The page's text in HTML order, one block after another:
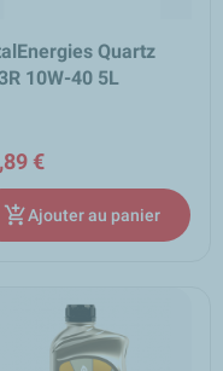
Quartz
10W-40 5L
€
add_shopping_cartAjouter au panier